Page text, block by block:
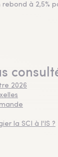
à 2,5%
2026
la SCI à l'IS ?